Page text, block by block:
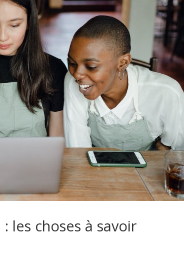
les choses à savoir